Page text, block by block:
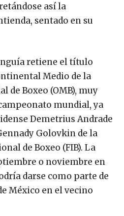
así la
sentado en su
retiene el título
Medio de la
de Boxeo (OMB), muy
mundial, ya
Demetrius Andrade
Golovkin de la
de Boxeo (FIB). La
o noviembre en
darse como parte de
México en el vecino